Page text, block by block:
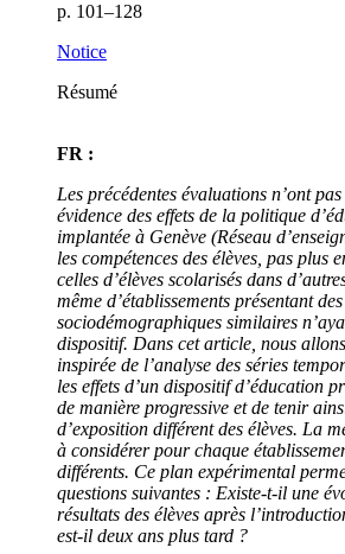
p. 101–128
Notice
Résumé
FR :
Les précédentes évaluations n’ont
évidence des effets de la politique
implantée à Genève (Réseau
les compétences des élèves, pas plus
celles d’élèves scolarisés dans
même d’établissements présentant
sociodémographiques similaires
dispositif. Dans cet article, nous
inspirée de l’analyse des séries
les effets d’un dispositif d’éducation
de manière progressive et de tenir
d’exposition différent des élèves. La
à considérer pour chaque
différents. Ce plan expérimental
questions suivantes : Existe-t-il une
résultats des élèves après
est-il deux ans plus tard ?